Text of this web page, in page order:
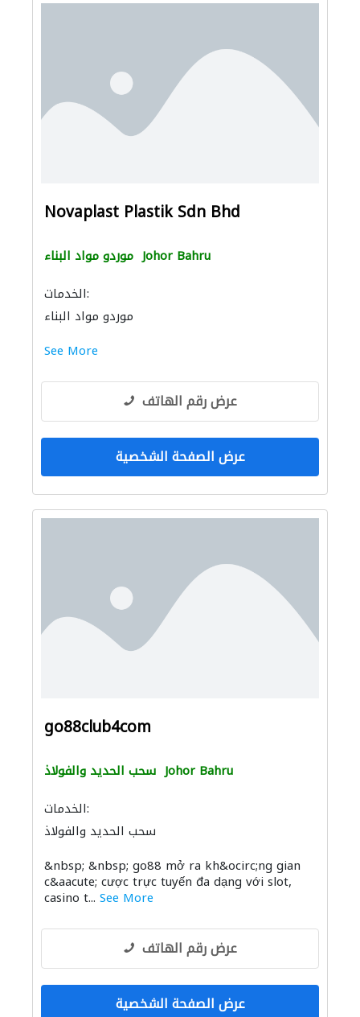
Novaplast Plastik Sdn Bhd
موردو مواد البناء Johor Bahru
الخدمات:
موردو مواد البناء
See More
عرض رقم الهاتف
عرض الصفحة الشخصية
go88club4com
سحب الحديد والفولاذ Johor Bahru
الخدمات:
سحب الحديد والفولاذ
&nbsp; &nbsp; go88 mở ra kh&ocirc;ng gian
c&aacute; cược trực tuyến đa dạng với slot,
casino t... See More
عرض رقم الهاتف
عرض الصفحة الشخصية